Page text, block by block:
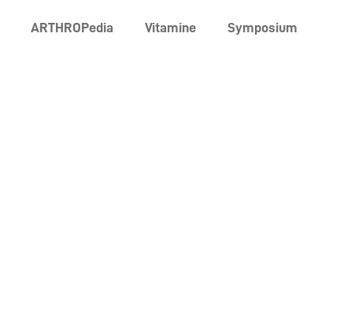
ARTHROPedia Vitamine Symposium